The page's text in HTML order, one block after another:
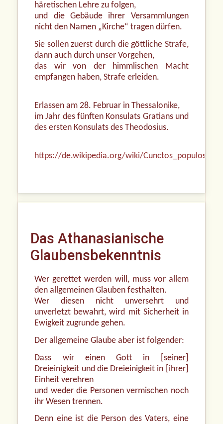
häretischen Lehre zu folgen,
und die Gebäude ihrer Versammlungen
nicht den Namen „Kirche“ tragen dürfen.
Sie sollen zuerst durch die göttliche Strafe,
dann auch durch unser Vorgehen,
das wir von der himmlischen Macht
empfangen haben, Strafe erleiden.
Erlassen am 28. Februar in Thessalonike,
im Jahr des fünften Konsulats Gratians und
des ersten Konsulats des Theodosius.
https://de.wikipedia.org/wiki/Cunctos_populos
Das Athanasianische
Glaubensbekenntnis
Wer gerettet werden will, muss vor allem
den allgemeinen Glauben festhalten.
Wer diesen nicht unversehrt und
unverletzt bewahrt, wird mit Sicherheit in
Ewigkeit zugrunde gehen.
Der allgemeine Glaube aber ist folgender:
Dass wir einen Gott in [seiner]
Dreieinigkeit und die Dreieinigkeit in [ihrer]
Einheit verehren
und weder die Personen vermischen noch
ihr Wesen trennen.
Denn eine ist die Person des Vaters, eine